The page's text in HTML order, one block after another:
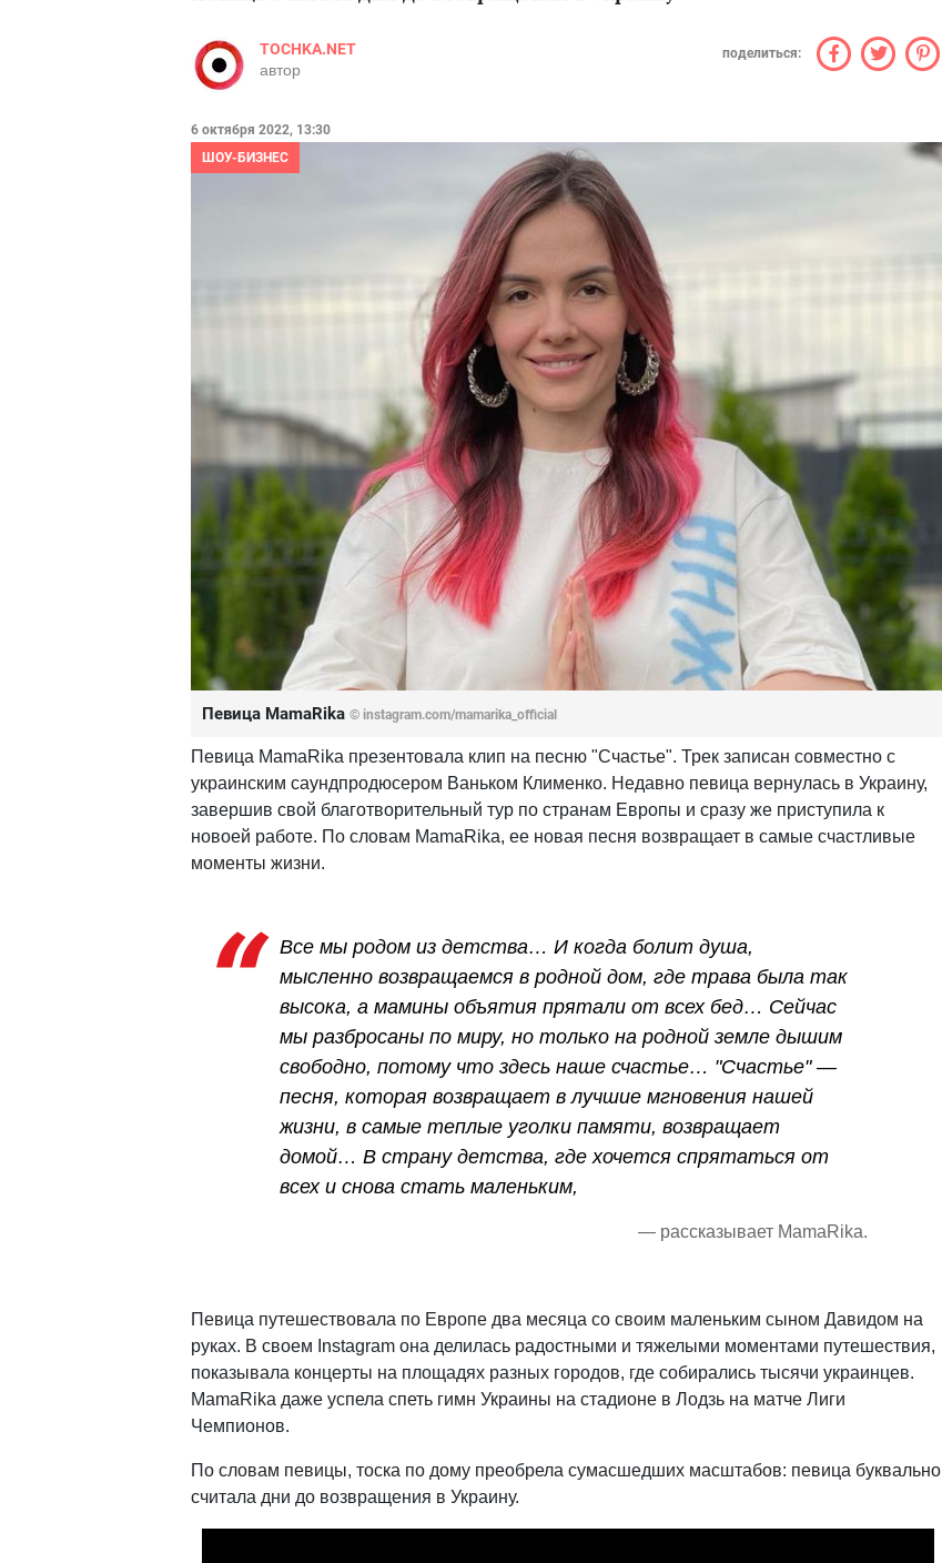
TOCHKA.NET
автор
поделиться:
6 октября 2022, 13:30
ШОУ-БИЗНЕС
Певица MamaRika © instagram.com/mamarika_official
Певица MamaRika презентовала клип на песню "Счастье". Трек записан совместно с
украинским саундпродюсером Ваньком Клименко. Недавно певица вернулась в Украину,
завершив свой благотворительный тур по странам Европы и сразу же приступила к
новоей работе. По словам MamaRika, ее новая песня возвращает в самые счастливые
моменты жизни.
Все мы родом из детства… И когда болит душа,
мысленно возвращаемся в родной дом, где трава была так
высока, а мамины объятия прятали от всех бед… Сейчас
мы разбросаны по миру, но только на родной земле дышим
свободно, потому что здесь наше счастье… "Счастье" —
песня, которая возвращает в лучшие мгновения нашей
жизни, в самые теплые уголки памяти, возвращает
домой… В страну детства, где хочется спрятаться от
всех и снова стать маленьким,
— рассказывает MamaRika.
Певица путешествовала по Европе два месяца со своим маленьким сыном Давидом на
руках. В своем Instagram она делилась радостными и тяжелыми моментами путешествия,
показывала концерты на площадях разных городов, где собирались тысячи украинцев.
MamaRika даже успела спеть гимн Украины на стадионе в Лодзь на матче Лиги
Чемпионов.
По словам певицы, тоска по дому преобрела сумасшедших масштабов: певица буквально
считала дни до возвращения в Украину.